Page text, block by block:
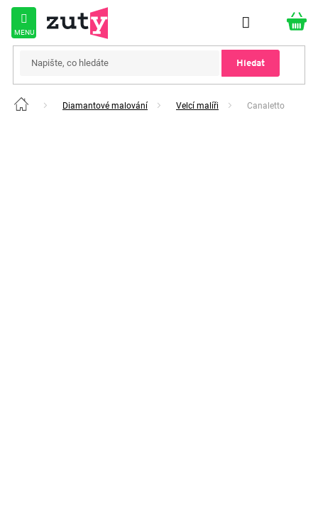
Přejít
obsah
Hledat
Domů Diamantové malování Velcí malíři Canaletto